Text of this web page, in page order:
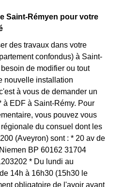
Saint-Rémyen pour votre
des travaux dans votre
confondus) à Saint-
de modifier ou tout
nouvelle installation
à vous de demander un
à EDF à Saint-Rémy. Pour
vous pouvez vous
du consuel dont les
(Aveyron) sont : * 20 av de
BP 60162 31704
* Du lundi au
14h à 16h30 (15h30 le
obligatoire de l'avoir avant